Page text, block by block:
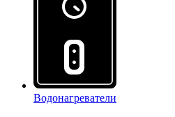
Водонагреватели